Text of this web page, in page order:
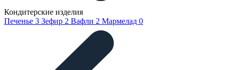
Кондитерские изделия
Печенье 3 Зефир 2 Вафли 2 Мармелад 0